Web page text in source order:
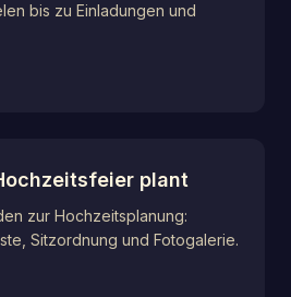
bis zu Einladungen und
plant
zur Hochzeitsplanung:
Sitzordnung und Fotogalerie.